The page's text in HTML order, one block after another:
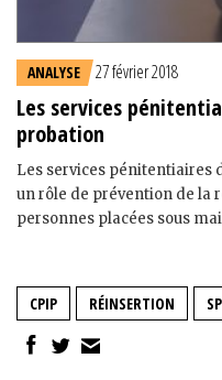
ANALYSE 27 février 2018
Les services
probation
Les services pénitentiaires
un rôle de prévention de la
personnes placées sous
CPIP RÉINSERTION